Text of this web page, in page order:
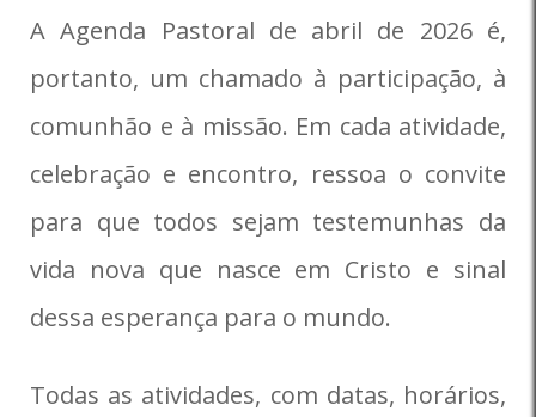
A Agenda Pastoral de abril de 2026 é,
portanto, um chamado à participação, à
comunhão e à missão. Em cada atividade,
celebração e encontro, ressoa o convite
para que todos sejam testemunhas da
vida nova que nasce em Cristo e sinal
dessa esperança para o mundo.
Todas as atividades, com datas, horários,